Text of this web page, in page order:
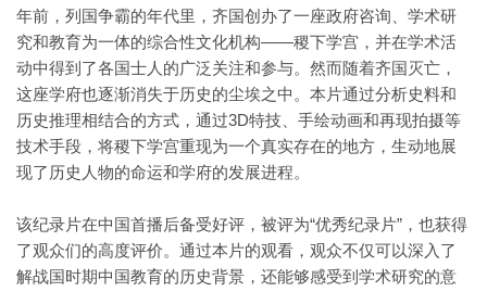
年前，列国争霸的年代里，齐国创办了一座政府咨询、学术研
究和教育为一体的综合性文化机构——稷下学宫，并在学术活
动中得到了各国士人的广泛关注和参与。然而随着齐国灭亡，
这座学府也逐渐消失于历史的尘埃之中。本片通过分析史料和
历史推理相结合的方式，通过3D特技、手绘动画和再现拍摄等
技术手段，将稷下学宫重现为一个真实存在的地方，生动地展
现了历史人物的命运和学府的发展进程。
该纪录片在中国首播后备受好评，被评为“优秀纪录片”，也获得
了观众们的高度评价。通过本片的观看，观众不仅可以深入了
解战国时期中国教育的历史背景，还能够感受到学术研究的意